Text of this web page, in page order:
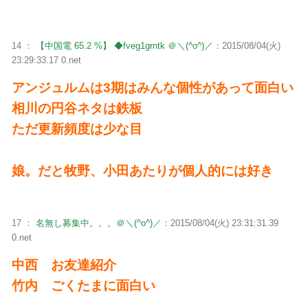
14 ： 【中国電 65.2 %】 ◆fveg1grntk ＠＼(^o^)／ ：2015/08/04(火)
23:29:33.17 0.net
アンジュルムは3期はみんな個性があって面白い
相川の円谷ネタは鉄板
ただ更新頻度は少な目
娘。だと牧野、小田あたりが個人的には好き
17 ： 名無し募集中。。。＠＼(^o^)／ ：2015/08/04(火) 23:31:31.39
0.net
中西 お友達紹介
竹内 ごくたまに面白い